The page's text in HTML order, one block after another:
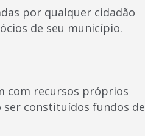
por qualquer cidadão
de seu município.
com recursos próprios
constituídos fundos de